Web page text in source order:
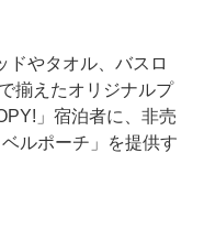
やタオル、バスロ
揃えたオリジナルプ
」宿泊者に、非売
ルポーチ」を提供す